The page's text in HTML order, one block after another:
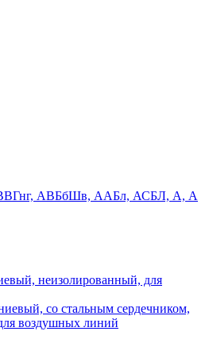
АВБбШв, ААБл, АСБЛ, А, А
неизолированный, для
со стальным сердечником,
воздушных линий